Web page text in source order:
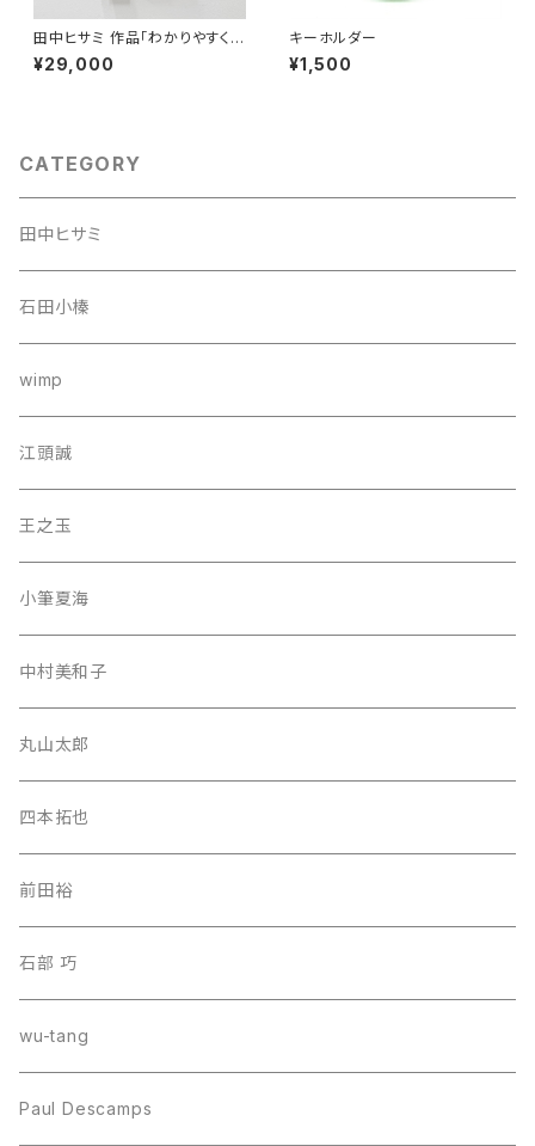
田中ヒサミ 作品「わかりやすく言
うときっとそういう事 」
¥29,000
キーホルダー
¥1,500
CATEGORY
田中ヒサミ
石田小榛
wimp
江頭誠
王之玉
小筆夏海
中村美和子
丸山太郎
四本拓也
前田裕
石部 巧
wu-tang
Paul Descamps